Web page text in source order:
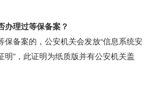
办理过等保备案？
保备案的，公安机关会发放“信息系统安
明”，此证明为纸质版并有公安机关盖